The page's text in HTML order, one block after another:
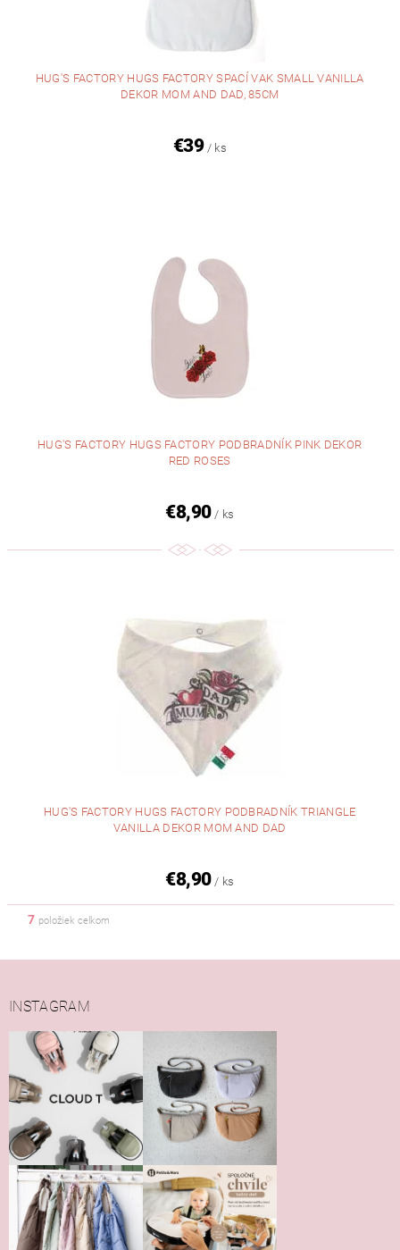
HUG'S FACTORY HUGS FACTORY SPACÍ VAK SMALL VANILLA
DEKOR MOM AND DAD, 85CM
€39 / ks
HUG'S FACTORY HUGS FACTORY PODBRADNÍK PINK DEKOR
RED ROSES
€8,90 / ks
HUG'S FACTORY HUGS FACTORY PODBRADNÍK TRIANGLE
VANILLA DEKOR MOM AND DAD
€8,90 / ks
7 položiek celkom
INSTAGRAM